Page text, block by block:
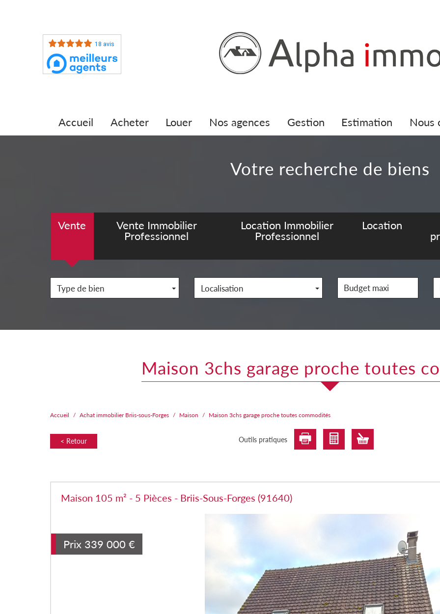
18 avis
accueil acheter louer nos agences gestion estimation
votre recherche de biens
Vente
Vente Immobilier
Professionnel
Location Immobilier
Professionnel
Location
Type de bien Localisation
maison 3chs garage proche toutes
Accueil Achat immobilier Briis-sous-Forges Maison Maison 3chs garage proche toutes commodités
< Retour Outils pratiques
Maison 105 m² - 5 Pièces - Briis-Sous-Forges (91640)
Prix 339 000 €